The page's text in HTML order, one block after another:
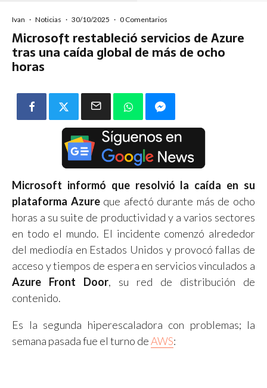
Ivan · Noticias · 30/10/2025 · 0 Comentarios
Microsoft restableció servicios de Azure
tras una caída global de más de ocho
horas
Microsoft informó que resolvió la caída en su
plataforma Azureque afectó durante más de ocho
horas a su suite de productividad y a varios sectores
en todo el mundo. El incidente comenzó alrededor
del mediodía en Estados Unidos y provocó fallas de
acceso y tiempos de espera en servicios vinculados a
Azure Front Door, su red de distribución de
contenido.
Es la segunda hiperescaladora con problemas; la
semana pasada fue el turno deAWS: